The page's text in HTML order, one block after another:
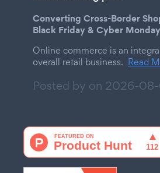
Converting Cross-Border
Black Friday & Cyber Monday
Online commerce is an
overall retail business. Read
Posted by on 2026-